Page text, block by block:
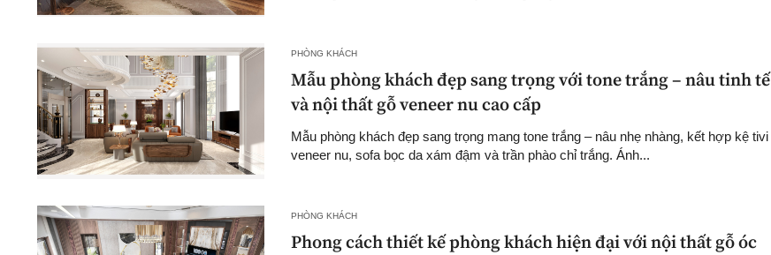
PHÒNG KHÁCH
Mẫu phòng khách đẹp sang trọng với tone trắng – nâu tinh tế
và nội thất gỗ veneer nu cao cấp
Mẫu phòng khách đẹp sang trọng mang tone trắng – nâu nhẹ nhàng, kết hợp kệ tivi
veneer nu, sofa bọc da xám đậm và trần phào chỉ trắng. Ánh...
PHÒNG KHÁCH
Phong cách thiết kế phòng khách hiện đại với nội thất gỗ óc